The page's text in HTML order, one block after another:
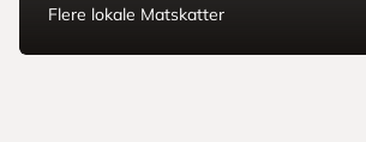
Flere lokale Matskatter